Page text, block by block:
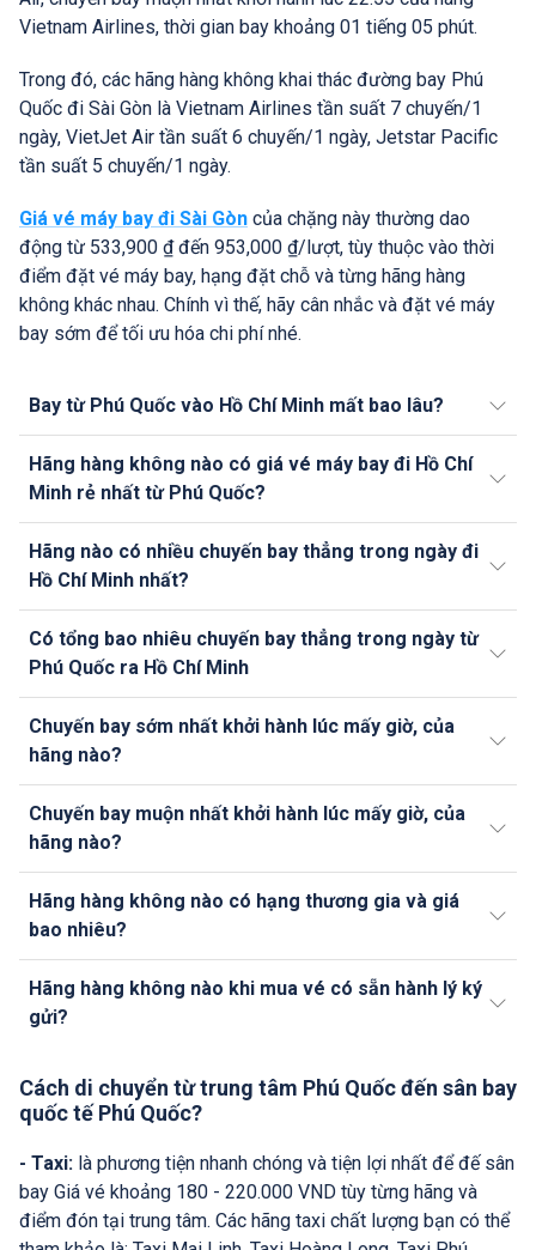
Vietnam Airlines, thời gian bay khoảng 01 tiếng 05 phút.
Trong đó, các hãng hàng không khai thác đường bay Phú
Quốc đi Sài Gòn là Vietnam Airlines tần suất 7 chuyến/1
ngày, VietJet Air tần suất 6 chuyến/1 ngày, Jetstar Pacific
tần suất 5 chuyến/1 ngày.
Giá vé máy bay đi Sài Gòn của chặng này thường dao
động từ 533,900 ₫ đến 953,000 ₫/lượt, tùy thuộc vào thời
điểm đặt vé máy bay, hạng đặt chỗ và từng hãng hàng
không khác nhau. Chính vì thế, hãy cân nhắc và đặt vé máy
bay sớm để tối ưu hóa chi phí nhé.
Bay từ Phú Quốc vào Hồ Chí Minh mất bao lâu?
Hãng hàng không nào có giá vé máy bay đi Hồ Chí
Minh rẻ nhất từ Phú Quốc?
Hãng nào có nhiều chuyến bay thẳng trong ngày đi
Hồ Chí Minh nhất?
Có tổng bao nhiêu chuyến bay thẳng trong ngày từ
Phú Quốc ra Hồ Chí Minh
Chuyến bay sớm nhất khởi hành lúc mấy giờ, của
hãng nào?
Chuyến bay muộn nhất khởi hành lúc mấy giờ, của
hãng nào?
Hãng hàng không nào có hạng thương gia và giá
bao nhiêu?
Hãng hàng không nào khi mua vé có sẵn hành lý ký
gửi?
Cách di chuyển từ trung tâm Phú Quốc đến sân bay
quốc tế Phú Quốc?
- Taxi: là phương tiện nhanh chóng và tiện lợi nhất để đế sân
bay Giá vé khoảng 180 - 220.000 VND tùy từng hãng và
điểm đón tại trung tâm. Các hãng taxi chất lượng bạn có thể